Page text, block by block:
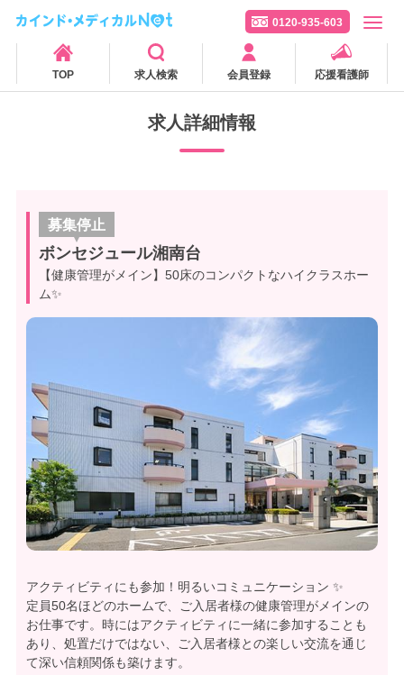
0120-935-603
TOP 求人検索 会員登録 応援看護師
求人詳細情報
募集停止
ボンセジュール湘南台
【健康管理がメイン】50床のコンパクトなハイクラスホー
ム✨
アクティビティにも参加！明るいコミュニケーション ✨
定員50名ほどのホームで、ご入居者様の健康管理がメインの
お仕事です。時にはアクティビティに一緒に参加することも
あり、処置だけではない、ご入居者様との楽しい交流を通じ
て深い信頼関係も築けます。